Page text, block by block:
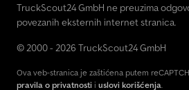
TruckScout24 GmbH ne preuzima
povezanih eksternih internet stranica.
© 2000 - 2026 TruckScout24 GmbH
Ova veb-stranica je zaštićena putem
pravila o privatnosti i uslovi korišćenja